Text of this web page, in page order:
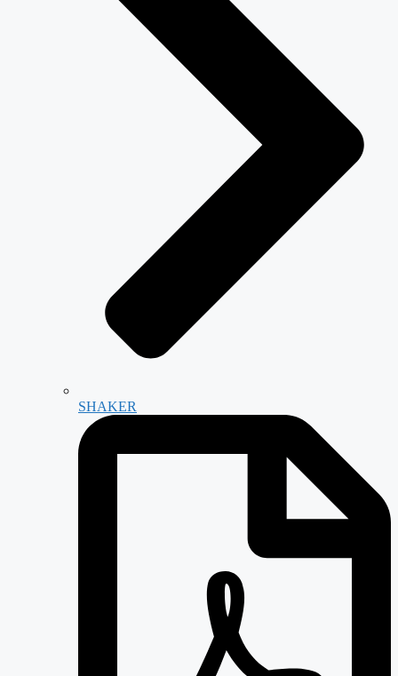
SHAKER